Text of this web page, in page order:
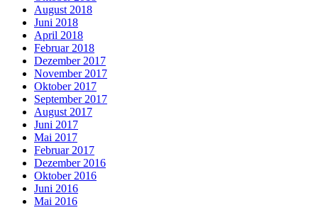
August 2018
Juni 2018
April 2018
Februar 2018
Dezember 2017
November 2017
Oktober 2017
September 2017
August 2017
Juni 2017
Mai 2017
Februar 2017
Dezember 2016
Oktober 2016
Juni 2016
Mai 2016